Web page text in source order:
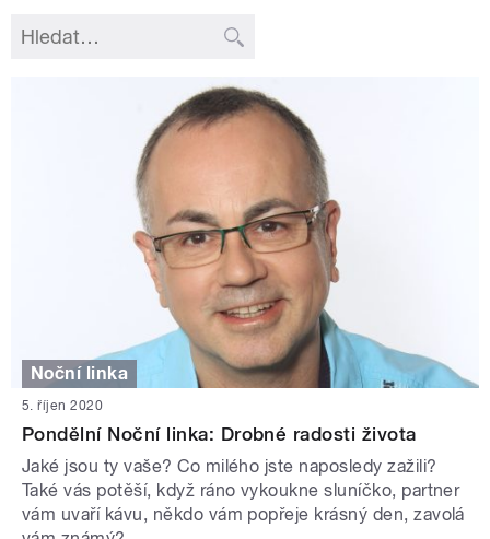
Noční linka
5. říjen 2020
Pondělní Noční linka: Drobné radosti života
Jaké jsou ty vaše? Co milého jste naposledy zažili?
Také vás potěší, když ráno vykoukne sluníčko, partner
vám uvaří kávu, někdo vám popřeje krásný den, zavolá